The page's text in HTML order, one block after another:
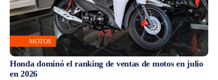
MOTOS
Honda dominó el ranking de ventas de motos en julio
en 2026